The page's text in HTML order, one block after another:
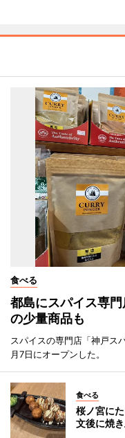
食べる
都島にスパイス専
の少量商品も
スパイスの専門店「神戸ス
月7日にオープンした。
食べる
桜ノ宮に
文後に焼